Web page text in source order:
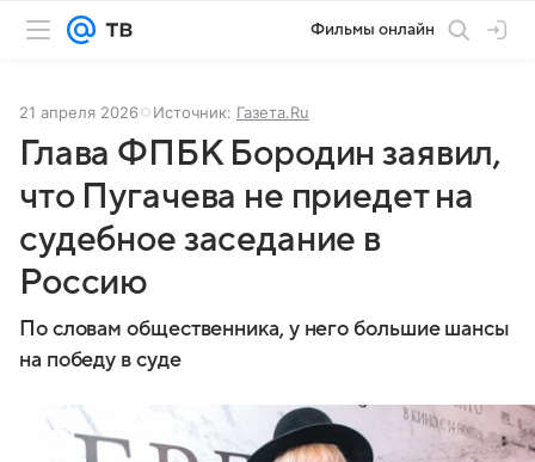
Фильмы онлайн
21 апреля 2026 Источник: Газета.Ru
Глава ФПБК Бородин заявил,
что Пугачева не приедет на
судебное заседание в
Россию
По словам общественника, у него большие шансы
на победу в суде